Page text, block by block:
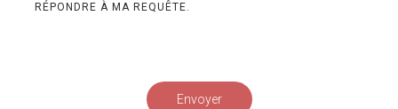
RÉPONDRE À MA REQUÊTE.
Envoyer